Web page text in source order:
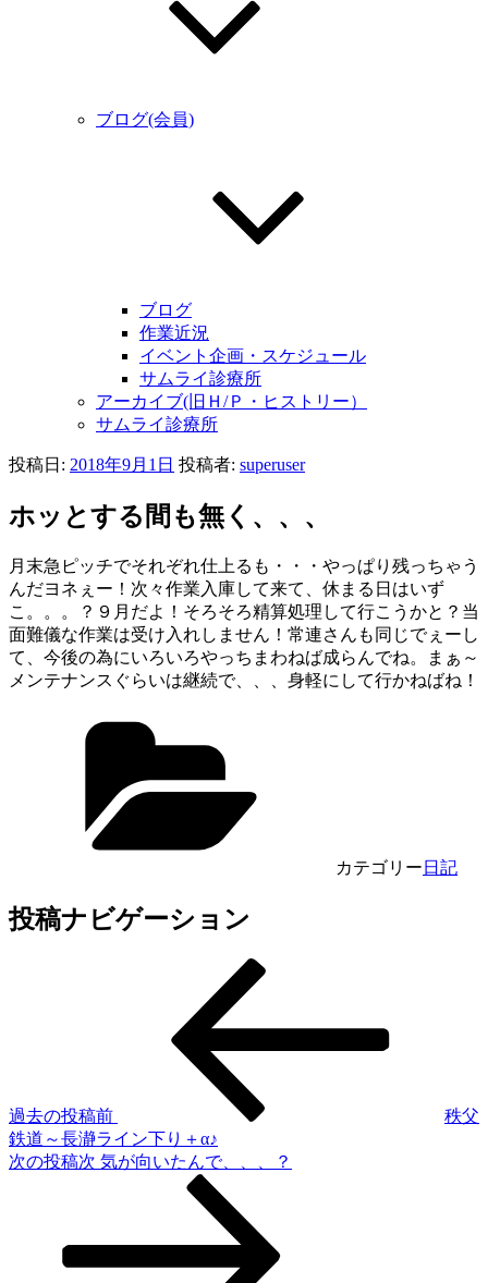
ブログ(会員)
ブログ
作業近況
イベント企画・スケジュール
サムライ診療所
アーカイブ(旧Ｈ/Ｐ・ヒストリー）
サムライ診療所
投稿日: 2018年9月1日 投稿者: superuser
ホッとする間も無く、、、
月末急ピッチでそれぞれ仕上るも・・・やっぱり残っちゃう
んだヨネぇー！次々作業入庫して来て、休まる日はいず
こ。。。？９月だよ！そろそろ精算処理して行こうかと？当
面難儀な作業は受け入れしません！常連さんも同じでぇーし
て、今後の為にいろいろやっちまわねば成らんでね。まぁ～
メンテナンスぐらいは継続で、、、身軽にして行かねばね！
カテゴリー 日記
投稿ナビゲーション
過去の投稿前
秩父
鉄道～長瀞ライン下り＋α♪
次の投稿次 気が向いたんで、、、？